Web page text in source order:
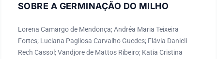
SOBRE A GERMINAÇÃO DO MILHO
Lorena Camargo de Mendonça; Andréa Maria Teixeira
Fortes; Luciana Pagliosa Carvalho Guedes; Flávia Danieli
Rech Cassol; Vandjore de Mattos Ribeiro; Katia Cristina